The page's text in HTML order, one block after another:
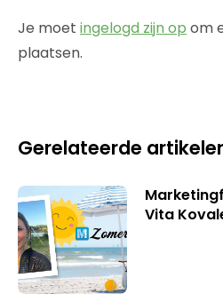
Je moet ingelogd zijn op om
plaatsen.
Gerelateerde
Vita